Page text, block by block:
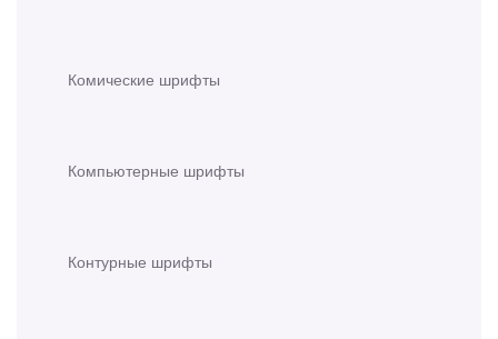
Комические шрифты
Компьютерные шрифты
Контурные шрифты